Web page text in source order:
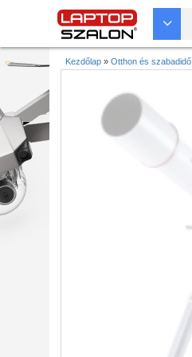
Kezdőlap » Otthon és szabadidő